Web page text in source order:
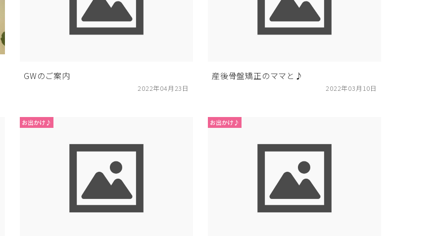
GWのご案内
2022年04月23日
産後骨盤矯正のママと♪
2022年03月10日
お出かけ♪ お出かけ♪